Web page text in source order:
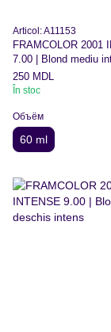
Articol: A11153
FRAMCOLOR 2001
7.00 | Blond mediu
250 MDL
În stoc
Объём
60 ml